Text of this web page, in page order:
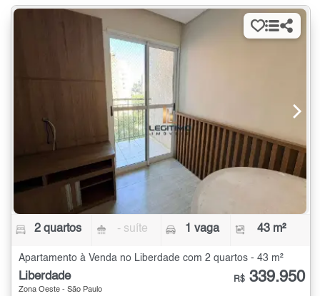
2 quartos - suíte 1 vaga 43 m²
Apartamento à Venda no Liberdade com 2 quartos - 43 m²
Liberdade
Zona Oeste - São Paulo
R$ 339.950